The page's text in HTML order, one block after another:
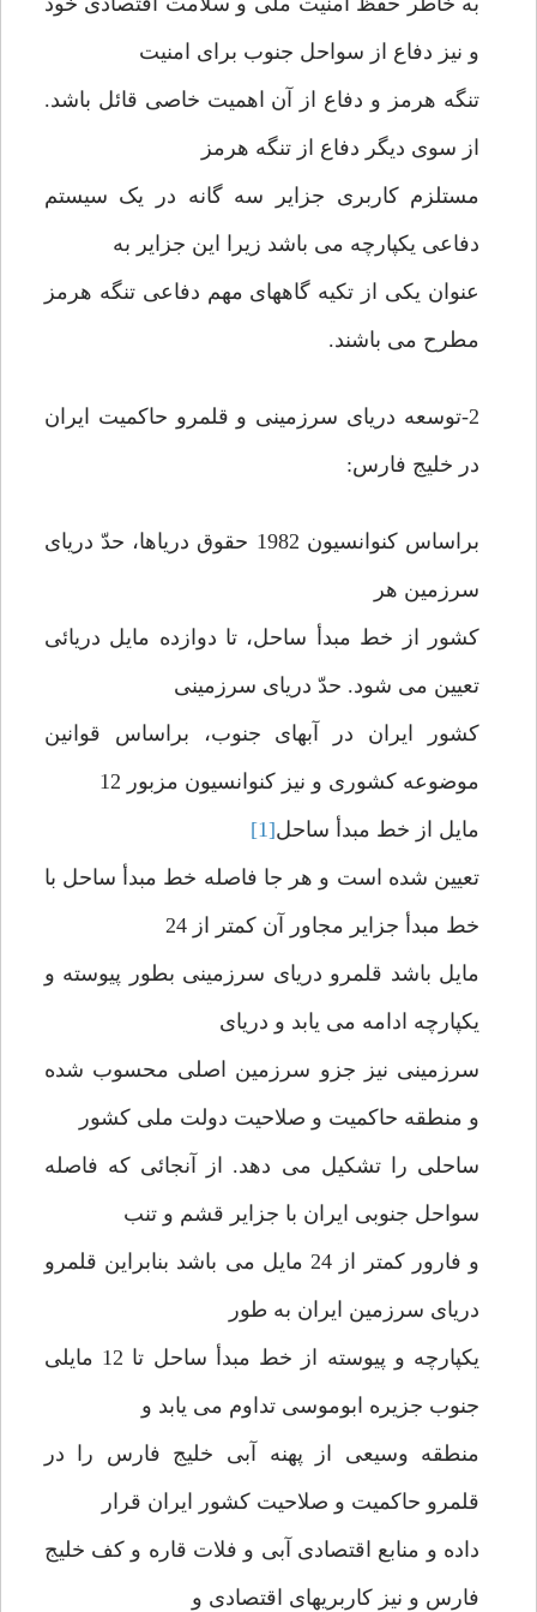
و نیز دفاع از سواحل جنوب برای امنیت
تنگه هرمز و دفاع از آن اهمیت خاصی قائل باشد.
از سوی دیگر دفاع از تنگه هرمز
مستلزم کاربری جزایر سه گانه در یک سیستم
دفاعی یکپارچه می باشد زیرا این جزایر به
عنوان یکی از تکیه گاههای مهم دفاعی تنگه هرمز
مطرح می باشند.
2-توسعه دریای سرزمینی و قلمرو حاکمیت ایران
در خلیج فارس:
براساس کنوانسیون 1982 حقوق دریاها، حدّ دریای
سرزمین هر
کشور از خط مبدأ ساحل، تا دوازده مایل دریائی
تعیین می شود. حدّ دریای سرزمینی
کشور ایران در آبهای جنوب، براساس قوانین
موضوعه کشوری و نیز کنوانسیون مزبور 12
مایل از خط مبدأ ساحل[1]
تعیین شده است و هر جا فاصله خط مبدأ ساحل با
خط مبدأ جزایر مجاور آن کمتر از 24
مایل باشد قلمرو دریای سرزمینی بطور پیوسته و
یکپارچه ادامه می یابد و دریای
سرزمینی نیز جزو سرزمین اصلی محسوب شده
و منطقه حاکمیت و صلاحیت دولت ملی کشور
ساحلی را تشکیل می دهد. از آنجائی که فاصله
سواحل جنوبی ایران با جزایر قشم و تنب
و فارور کمتر از 24 مایل می باشد بنابراین قلمرو
دریای سرزمین ایران به طور
یکپارچه و پیوسته از خط مبدأ ساحل تا 12 مایلی
جنوب جزیره ابوموسی تداوم می یابد و
منطقه وسیعی از پهنه آبی خلیج فارس را در
قلمرو حاکمیت و صلاحیت کشور ایران قرار
داده و منابع اقتصادی آبی و فلات قاره و کف خلیج
فارس و نیز کاربریهای اقتصادی و